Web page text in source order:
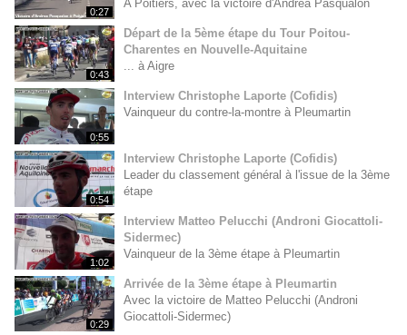
0:27
A Poitiers, avec la victoire d'Andrea Pasqualon
0:43
Départ de la 5ème étape du Tour Poitou-
Charentes en Nouvelle-Aquitaine
... à Aigre
0:55
Interview Christophe Laporte (Cofidis)
Vainqueur du contre-la-montre à Pleumartin
0:54
Interview Christophe Laporte (Cofidis)
Leader du classement général à l'issue de la 3ème
étape
1:02
Interview Matteo Pelucchi (Androni Giocattoli-
Sidermec)
Vainqueur de la 3ème étape à Pleumartin
0:29
Arrivée de la 3ème étape à Pleumartin
Avec la victoire de Matteo Pelucchi (Androni
Giocattoli-Sidermec)